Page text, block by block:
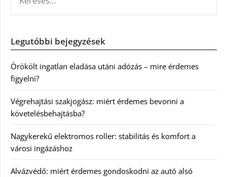
Legutóbbi bejegyzések
Örökölt ingatlan eladása utáni adózás – mire érdemes
figyelni?
Végrehajtási szakjogász: miért érdemes bevonni a
követelésbehajtásba?
Nagykerekű elektromos roller: stabilitás és komfort a
városi ingázáshoz
Alvázvédő: miért érdemes gondoskodni az autó alsó